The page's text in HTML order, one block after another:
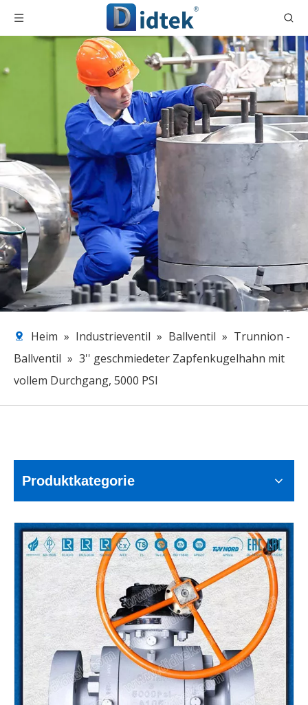
Heim » Industrieventil » Ballventil » Trunnion -
Ballventil » 3'' geschmiedeter Zapfenkugelhahn mit
vollem Durchgang, 5000 PSI
Produktkategorie